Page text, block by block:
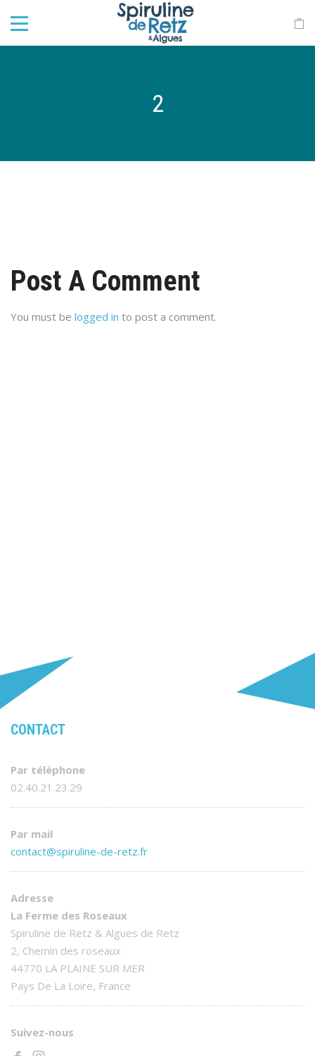
2
Post A Comment
You must be logged in to post a comment.
CONTACT
Par téléphone
02.40.21.23.29
Par mail
contact@spiruline-de-retz.fr
Adresse
La Ferme des Roseaux
Spiruline de Retz & Algues de Retz
2, Chemin des roseaux
44770 LA PLAINE SUR MER
Pays De La Loire, France
Suivez-nous